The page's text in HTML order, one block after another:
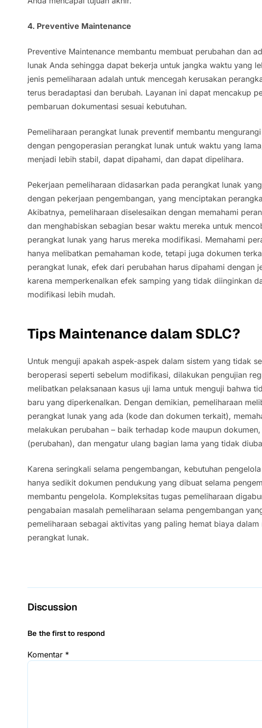
4. Preventive Maintenance
Preventive Maintenance membantu membuat perubahan dan
lunak Anda sehingga dapat bekerja untuk jangka waktu yang
jenis pemeliharaan adalah untuk mencegah kerusakan
terus beradaptasi dan berubah. Layanan ini dapat mencakup
pembaruan dokumentasi sesuai kebutuhan.
Pemeliharaan perangkat lunak preventif membantu
dengan pengoperasian perangkat lunak untuk waktu yang
menjadi lebih stabil, dapat dipahami, dan dapat dipelihara.
Pekerjaan pemeliharaan didasarkan pada perangkat lunak
dengan pekerjaan pengembangan, yang menciptakan
Akibatnya, pemeliharaan diselesaikan dengan memahami
dan menghabiskan sebagian besar waktu mereka untuk
perangkat lunak yang harus mereka modifikasi. Memahami
hanya melibatkan pemahaman kode, tetapi juga dokumen
perangkat lunak, efek dari perubahan harus dipahami dengan
karena memperkenalkan efek samping yang tidak diinginkan
modifikasi lebih mudah.
Tips Maintenance dalam SDLC?
Untuk menguji apakah aspek-aspek dalam sistem yang tidak
beroperasi seperti sebelum modifikasi, dilakukan pengujian
melibatkan pelaksanaan kasus uji lama untuk menguji bahwa
baru yang diperkenalkan. Dengan demikian, pemeliharaan
perangkat lunak yang ada (kode dan dokumen terkait),
melakukan perubahan – baik terhadap kode maupun
(perubahan), dan mengatur ulang bagian lama yang tidak
Karena seringkali selama pengembangan, kebutuhan
hanya sedikit dokumen pendukung yang dibuat selama
membantu pengelola. Kompleksitas tugas pemeliharaan
pengabaian masalah pemeliharaan selama pengembangan
pemeliharaan sebagai aktivitas yang paling hemat biaya
perangkat lunak.
Discussion
Be the first to respond
Komentar *